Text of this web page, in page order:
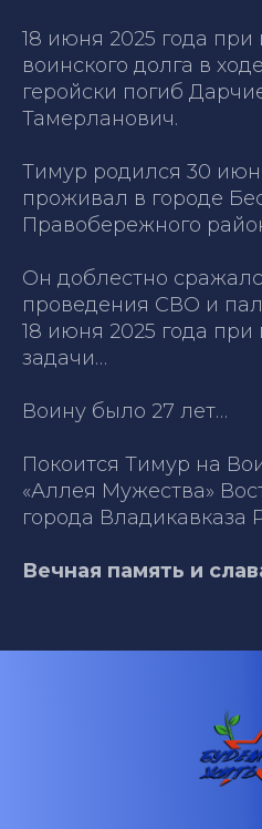
18 июня 2025 года
воинского долга в
геройски погиб
Тамерланович.
Тимур родился 30
проживал в городе
Правобережного
Он доблестно
проведения СВО и
18 июня 2025 года
задачи…
Воину было 27 лет…
Покоится Тимур на
«Аллея Мужества»
города Владикавказа
Вечная память и